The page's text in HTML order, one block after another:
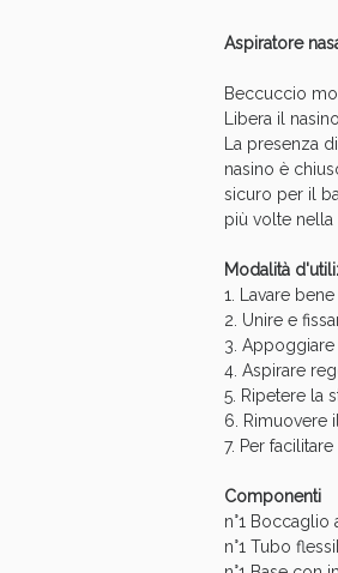
Aspiratore
Beccuccio
Libera il
La presenza
nasino è
sicuro per il
più volte nella
Modalità
1. Lavare
2. Unire e
3.
4. Aspirare
5. Ripetere la
6. Rimuovere
7. Per
Componenti
n°1 Boccaglio
n°1 Tubo